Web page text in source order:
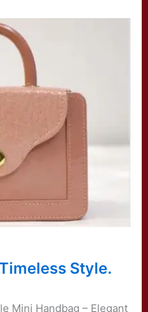
Style.
Mini Handbag – Elegant